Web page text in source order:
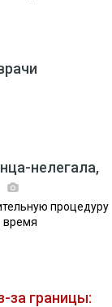
нелегала,
процедуру
время
за границы: